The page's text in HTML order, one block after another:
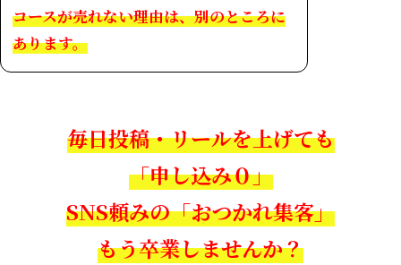
コースが売れない理由は、別のところに
あります。
毎日投稿・リールを上げても
「申し込み０」
SNS頼みの「おつかれ集客」
もう卒業しませんか？